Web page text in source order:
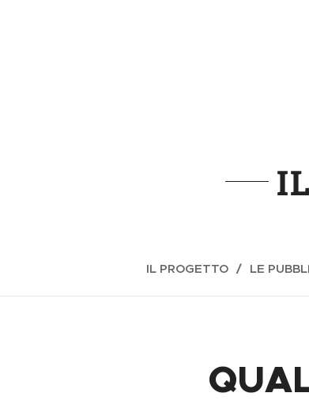
IL PROGETTO LE